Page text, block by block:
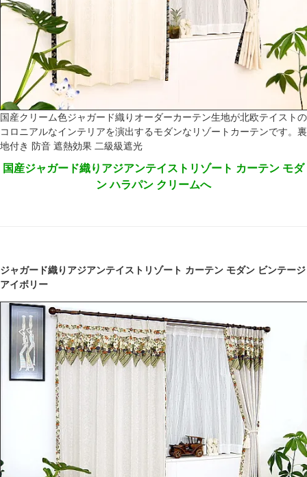
国産クリーム色ジャガード織りオーダーカーテン生地が北欧テイストの
コロニアルなインテリアを演出するモダンなリゾートカーテンです。裏
地付き 防音 遮熱効果 二級級遮光
国産ジャガード織りアジアンテイストリゾート カーテン モダ
ン ハラパン クリームへ
ジャガード織りアジアンテイストリゾート カーテン モダン ビンテージ
アイボリー